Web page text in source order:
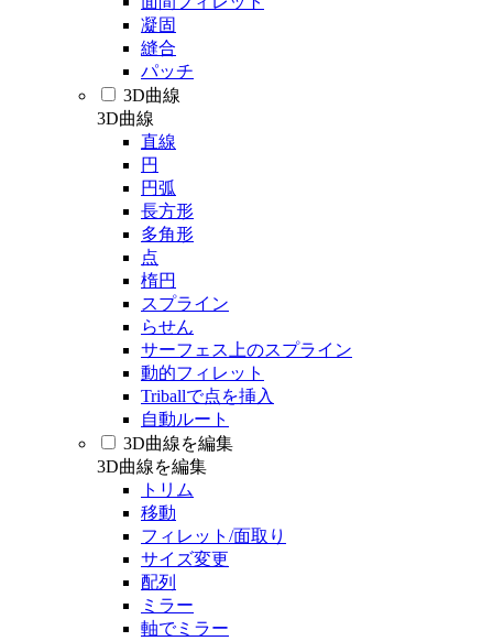
凝固
縫合
パッチ
3D曲線
3D曲線
直線
円
円弧
長方形
多角形
点
楕円
スプライン
らせん
サーフェス上のスプライン
動的フィレット
Triballで点を挿入
自動ルート
3D曲線を編集
3D曲線を編集
トリム
移動
フィレット/面取り
サイズ変更
配列
ミラー
軸でミラー